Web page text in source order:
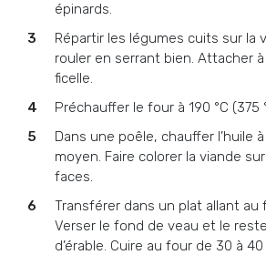
épinards.
Répartir les légumes cuits sur la
rouler en serrant bien. Attacher à
ficelle.
Préchauffer le four à 190 °C (375
Dans une poêle, chauffer l’huile
moyen. Faire colorer la viande
faces.
Transférer dans un plat allant au
Verser le fond de veau et le
d’érable. Cuire au four de 30 à